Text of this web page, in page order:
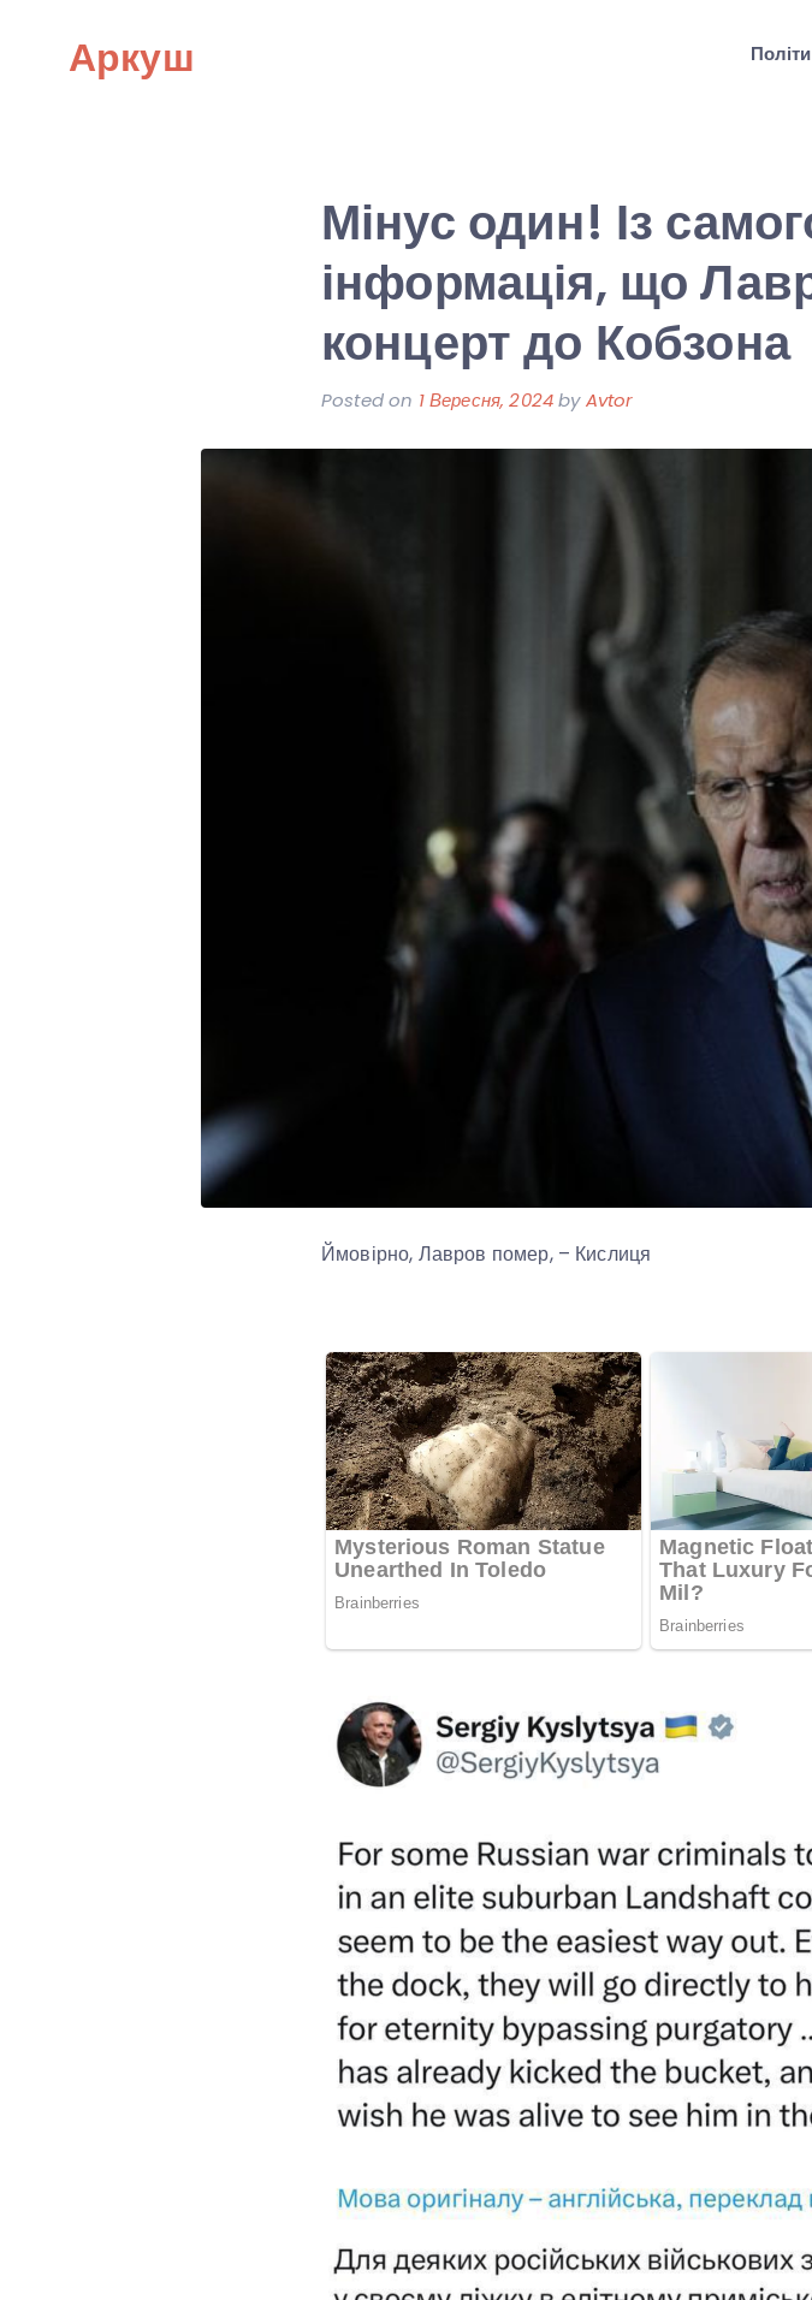
Аркуш
Мінус один! Із
інформація, що
концерт до Кобзона
Posted on 1 Вересня, 2024byAvtor
Ймовірно, Лавров помер, – Кислиця